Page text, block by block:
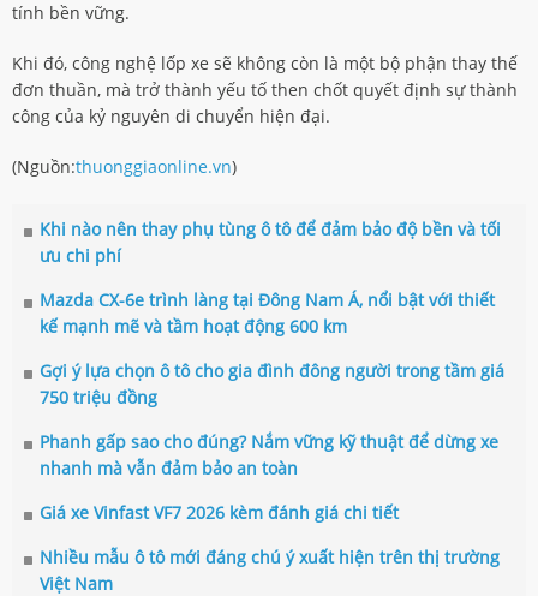
tính bền vững.
Khi đó, công nghệ lốp xe sẽ không còn là một bộ phận thay thế
đơn thuần, mà trở thành yếu tố then chốt quyết định sự thành
công của kỷ nguyên di chuyển hiện đại.
(Nguồn:thuonggiaonline.vn)
Khi nào nên thay phụ tùng ô tô để đảm bảo độ bền và tối
ưu chi phí
Mazda CX-6e trình làng tại Đông Nam Á, nổi bật với thiết
kế mạnh mẽ và tầm hoạt động 600 km
Gợi ý lựa chọn ô tô cho gia đình đông người trong tầm giá
750 triệu đồng
Phanh gấp sao cho đúng? Nắm vững kỹ thuật để dừng xe
nhanh mà vẫn đảm bảo an toàn
Giá xe Vinfast VF7 2026 kèm đánh giá chi tiết
Nhiều mẫu ô tô mới đáng chú ý xuất hiện trên thị trường
Việt Nam